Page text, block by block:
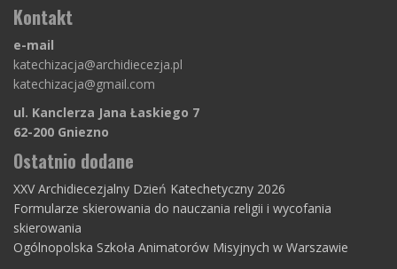
Kontakt
e-mail
katechizacja@archidiecezja.pl
katechizacja@gmail.com
ul. Kanclerza Jana Łaskiego 7
62-200 Gniezno
Ostatnio dodane
XXV Archidiecezjalny Dzień Katechetyczny 2026
Formularze skierowania do nauczania religii i wycofania
skierowania
Ogólnopolska Szkoła Animatorów Misyjnych w Warszawie